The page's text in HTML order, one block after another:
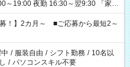
夜勤 16:30～翌9:30 「家族
を持って夕飯の準備がしたい」
」 など、ご希望を教えてください
時間。 合計で週40時間を超える場
募！】2カ月～ ■ご応募から最短2～
/ 服装自由 / シフト勤務 / 10名以
/ パソコンスキル不要